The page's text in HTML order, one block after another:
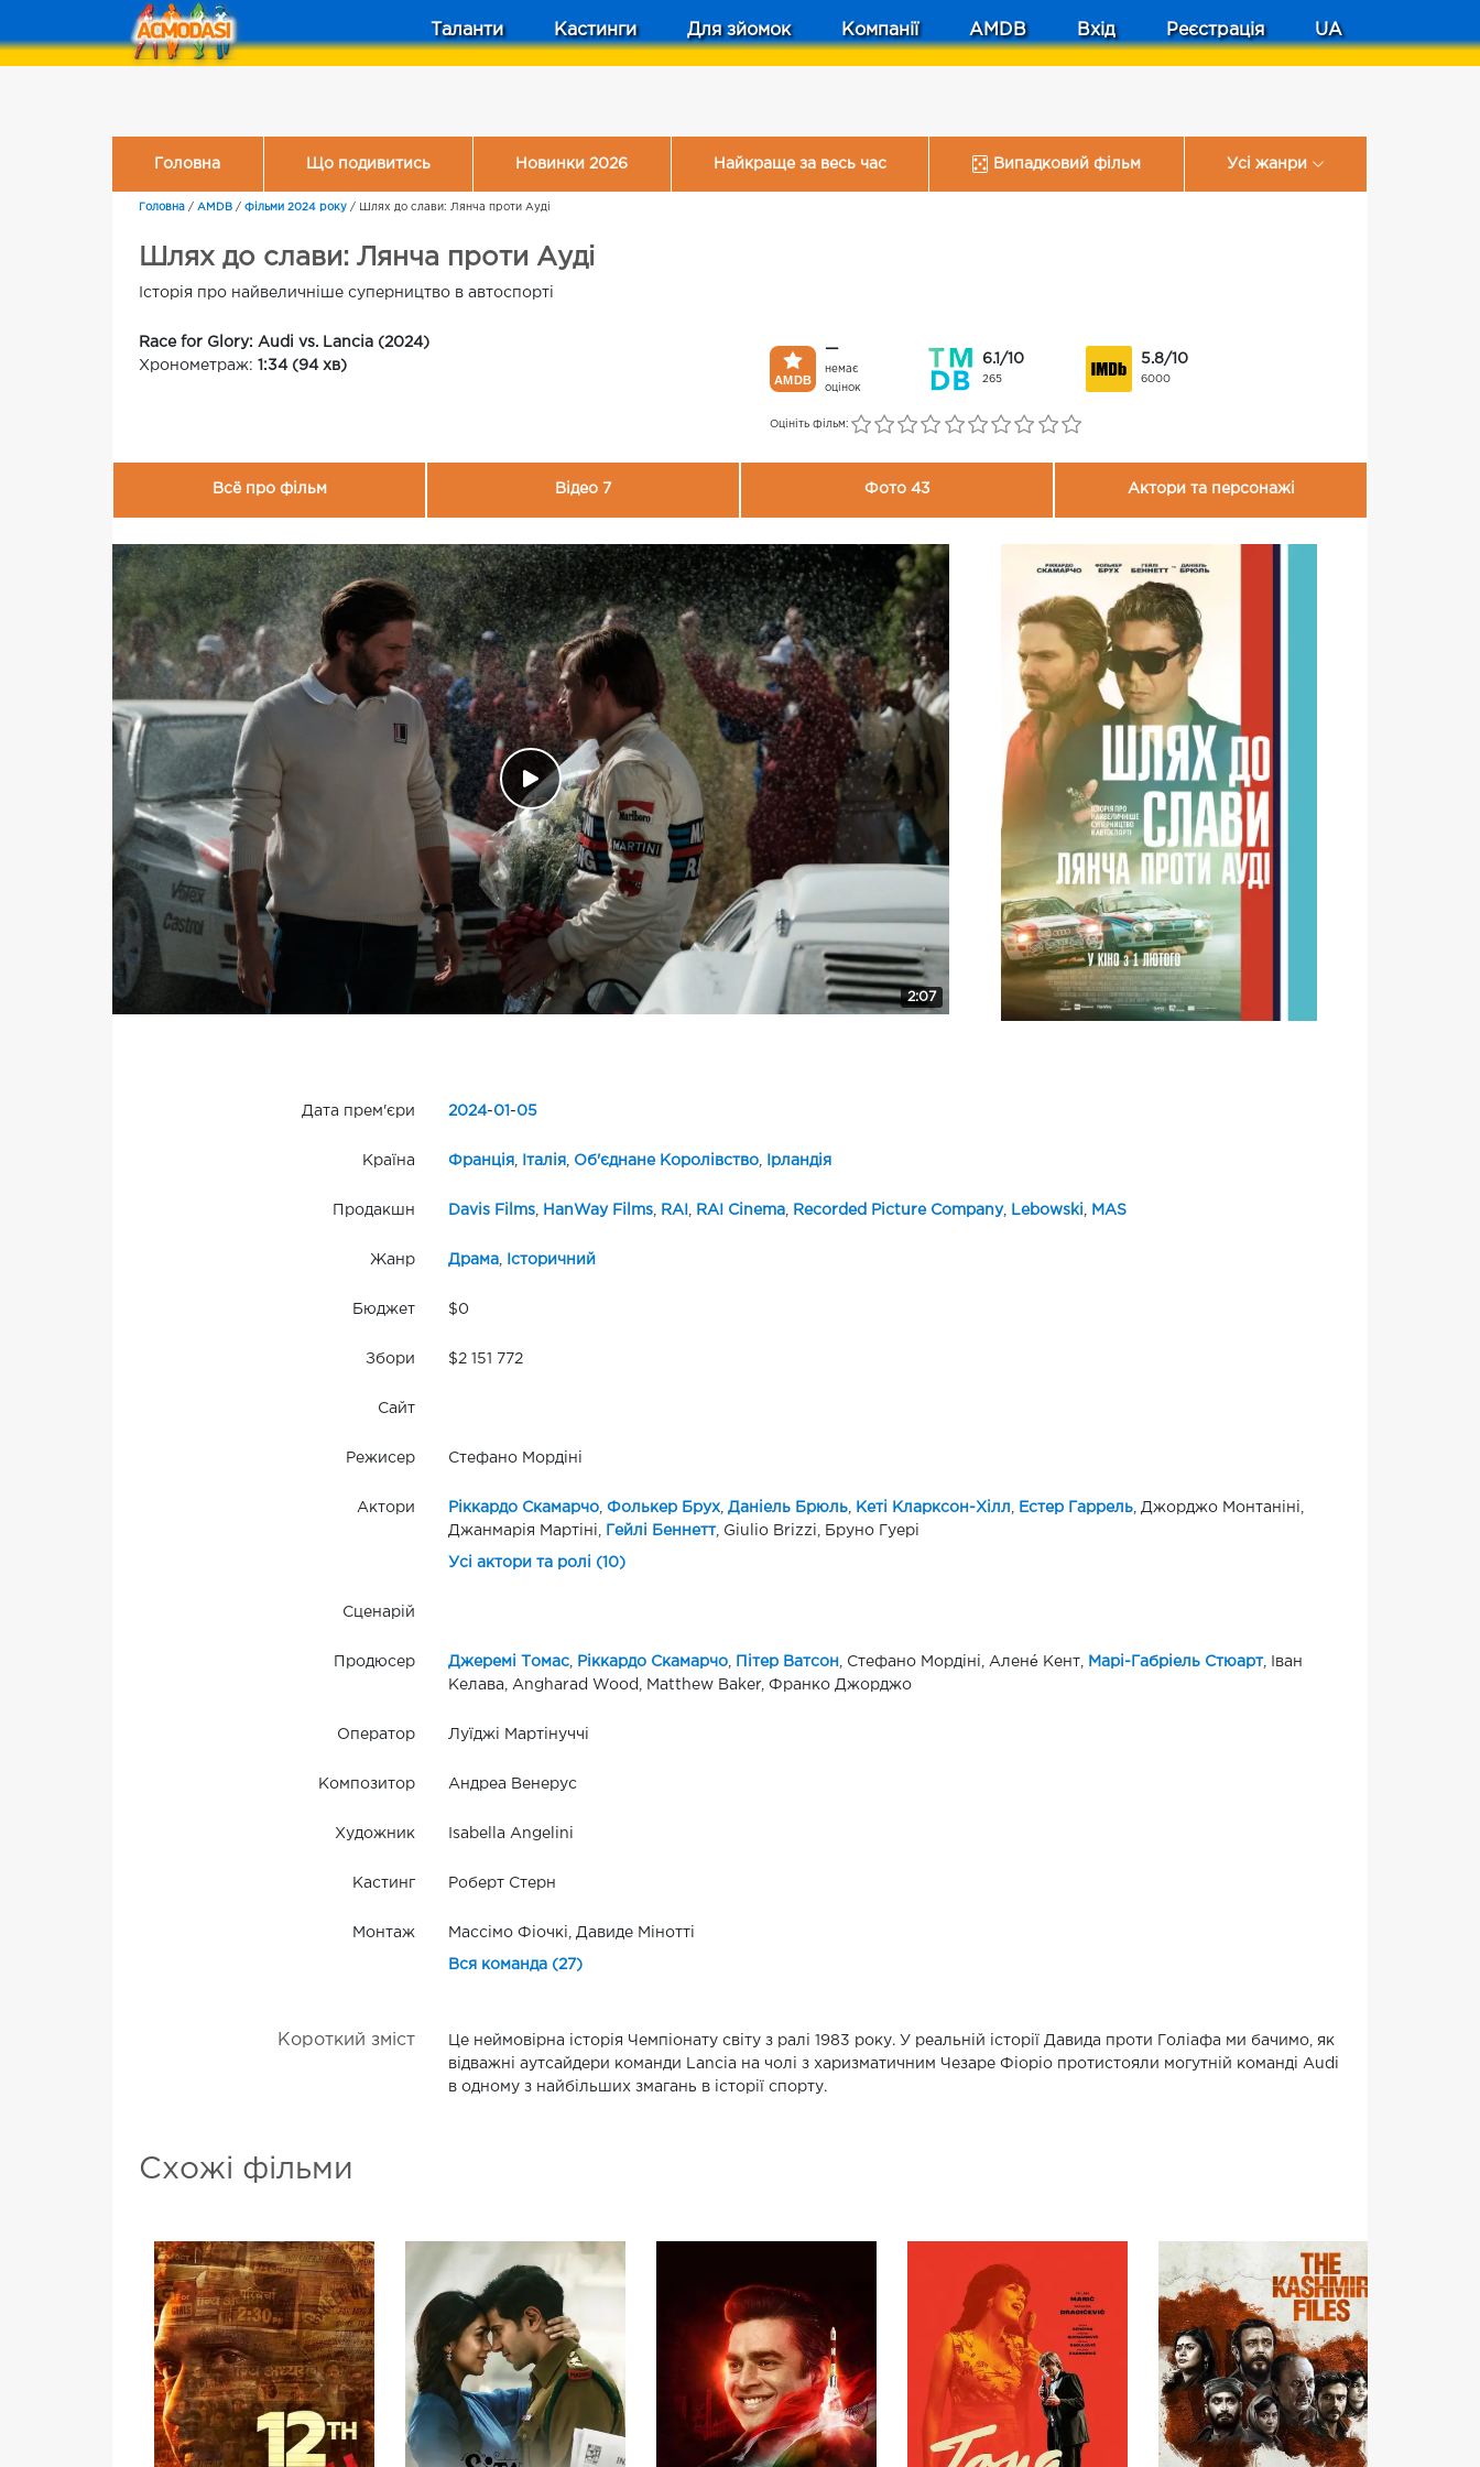
Таланти Кастинги Для зйомок Компанії AMDB Вхід Реєстрація UA
Головна Що подивитись Новинки 2026 Найкраще за весь час Випадковий фільм Усі жанри
Головна / AMDB / Фільми 2024 року / Шлях до слави: Лянча проти Ауді
Шлях до слави: Лянча проти Ауді
Історія про найвеличніше суперництво в автоспорті
Race for Glory: Audi vs. Lancia (2024)
Хронометраж: 1:34 (94 хв)
—
немає
оцінок
6.1/10
265
5.8/10
6000
Оцініть фільм:
Всё про фільм Відео 7 Фото 43 Актори та персонажі
2:07
Дата прем'єри 2024-01 -05
Країна Франція , Італія , Об'єднане Королівство, Ірландія
Продакшн Davis Films, HanWay Films, RAI , RAI Cinema, Recorded Picture Company, Lebowski , MAS
Жанр Драма, Історичний
Бюджет $0
Збори $2 151 772
Сайт
Режисер Стефано Мордіні
Актори Ріккардо Скамарчо, Фолькер Брух, Даніель Брюль, Кеті Кларксон-Хілл , Естер Гаррель, Джорджо Монтаніні,
Джанмарія Мартіні,
Гейлі Беннетт, Giulio Brizzi, Бруно Гуері
Усі актори та ролі (10)
Сценарій
Продюсер Джеремі Томас, Ріккардо Скамарчо, Пітер Ватсон , Стефано Мордіні, Алене́ Кент, Марі-Габріель Стюарт, Іван
Келава, Angharad Wood, Matthew Baker, Франко Джорджо
Оператор Луїджі Мартінуччі
Композитор Андреа Венерус
Художник Isabella Angelini
Кастинг Роберт Стерн
Монтаж Массімо Фіочкі, Давиде Мінотті
Вся команда (27)
Короткий зміст
Це неймовірна історія Чемпіонату світу з ралі 1983 року. У реальній історії Давида проти Голіафа ми бачимо, як
відважні аутсайдери команди Lancia на чолі з харизматичним Чезаре Фіоріо протистояли могутній команді Audi
в одному з найбільших змагань в історії спорту.
Схожі фільми